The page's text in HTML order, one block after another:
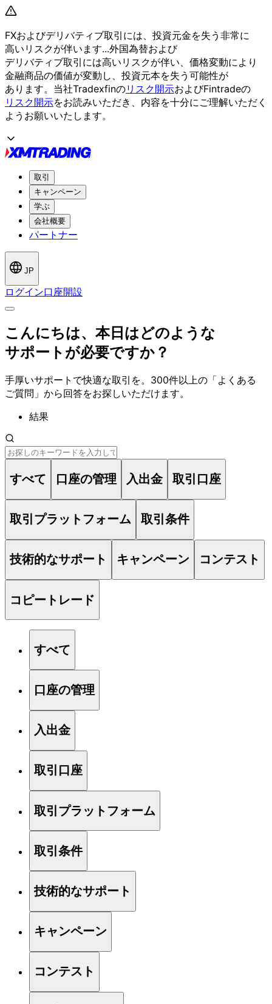
FXおよびデリバティブ取引には、 投資元金を失う 非常に
高いリスクが伴います...外国為替および
デリバティブ取引には高いリスクが伴い、 価格変動により
金融商品の価値が変動し、 投資元本を失う 可能性が
あります。 当社Tradexfinのリスク開示およびFintradeの
リスク開示をお読みいただき、 内容を十分にご理解いただく
よう お願いいたします。
取引
キャンペーン
学ぶ
会社概要
パートナー
JP
ログイン口座開設
こんにちは、 本日はどのような
サポートが必要ですか？
手厚いサポートで快適な取引を。 300件以上の 「よく ある
ご質問」から回答をお探しいただけます。
結果
すべて 口座の管理 入出金 取引口座
取引プラットフォーム 取引条件
技術的なサポート キャンペーン コンテスト
コピートレード
すべて
口座の管理
入出金
取引口座
取引プラットフォーム
取引条件
技術的なサポート
キャンペーン
コンテスト